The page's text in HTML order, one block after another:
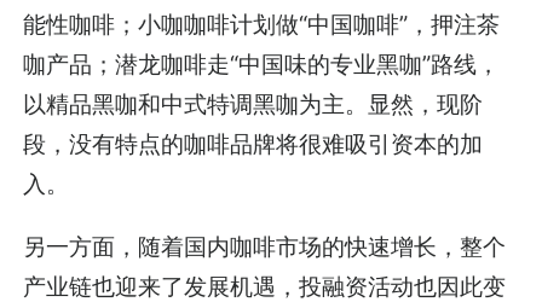
能性咖啡；小咖咖啡计划做“中国咖啡”，押注茶
咖产品；潜龙咖啡走“中国味的专业黑咖”路线，
以精品黑咖和中式特调黑咖为主。显然，现阶
段，没有特点的咖啡品牌将很难吸引资本的加
入。
另一方面，随着国内咖啡市场的快速增长，整个
产业链也迎来了发展机遇，投融资活动也因此变